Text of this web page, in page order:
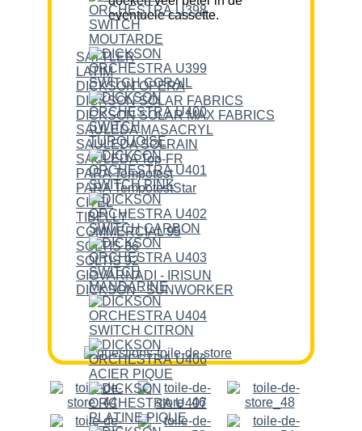
eventuele cassette.
SATTLER
LATIM
DICKSON OPERA
DICKSON SOLAR FABRICS
DICKSON SOLAR MAX FABRICS
SAULEDA MASACRYL
SAULEDA SOLRAIN
SAULEDA Top-FR
PARA Tempotest
PARA TempotestStar
CITEL
TIBELLY
COMMERCIAL 95
SOLTIS 86
SOLTIS 92
GIOVARNADI - IRISUN
DICKSON - SUNWORKER